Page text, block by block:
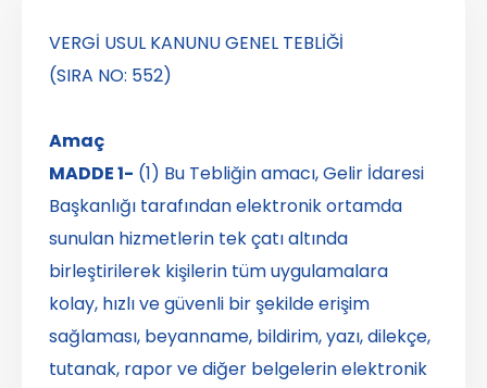
VERGİ USUL KANUNU GENEL TEBLİĞİ
(SIRA NO: 552)
Amaç
MADDE 1- (1) Bu Tebliğin amacı, Gelir İdaresi
Başkanlığı tarafından elektronik ortamda
sunulan hizmetlerin tek çatı altında
birleştirilerek kişilerin tüm uygulamalara
kolay, hızlı ve güvenli bir şekilde erişim
sağlaması, beyanname, bildirim, yazı, dilekçe,
tutanak, rapor ve diğer belgelerin elektronik